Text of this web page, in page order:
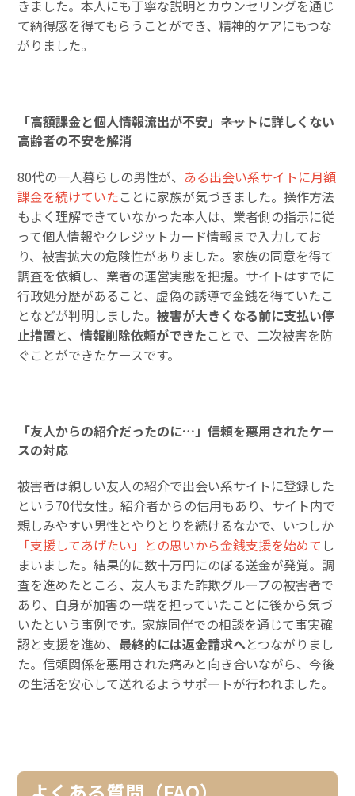
きました。本人にも丁寧な説明とカウンセリングを通じ
て納得感を得てもらうことができ、精神的ケアにもつな
がりました。
「高額課金と個人情報流出が不安」――ネットに詳しくない
高齢者の不安を解消
80代の一人暮らしの男性が、 ある出会い系サイトに月額
課金を続けていたことに家族が気づきました。操作方法
もよく理解できていなかった本人は、業者側の指示に従
って個人情報やクレジットカード情報まで入力してお
り、被害拡大の危険性がありました。家族の同意を得て
調査を依頼し、業者の運営実態を把握。サイトはすでに
行政処分歴があること、虚偽の誘導で金銭を得ていたこ
となどが判明しました。被害が大きくなる前に支払い停
止措置と、情報削除依頼ができたことで、二次被害を防
ぐことができたケースです。
「友人からの紹介だったのに…」――信頼を悪用されたケー
スの対応
被害者は親しい友人の紹介で出会い系サイトに登録した
という70代女性。紹介者からの信用もあり、サイト内で
親しみやすい男性とやりとりを続けるなかで、いつしか
「支援してあげたい」との思いから金銭支援を始めて し
まいました。結果的に数十万円にのぼる送金が発覚。調
査を進めたところ、友人もまた詐欺グループの被害者で
あり、自身が加害の一端を担っていたことに後から気づ
いたという事例です。家族同伴での相談を通じて事実確
認と支援を進め、 最終的には返金請求へとつながりまし
た。信頼関係を悪用された痛みと向き合いながら、今後
の生活を安心して送れるようサポートが行われました。